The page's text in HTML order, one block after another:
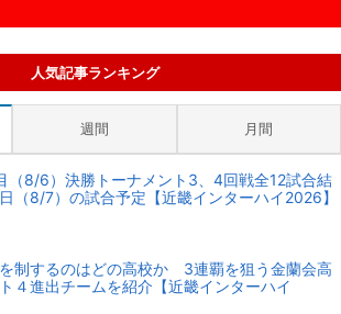
人気記事ランキング
週間 月間
（8/6）決勝トーナメント3、4回戦全12試合結
（8/7）の試合予定【近畿インターハイ2026】
制するのはどの高校か 3連覇を狙う金蘭会高
４進出チームを紹介【近畿インターハイ